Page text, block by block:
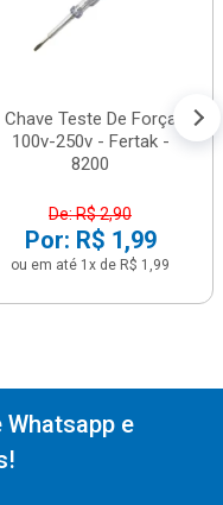
Chave Teste De Força
100v-250v - Fertak -
8200
De: R$ 2,90
Por: R$ 1,99
ou em até 1x de R$ 1,99
Whatsapp e